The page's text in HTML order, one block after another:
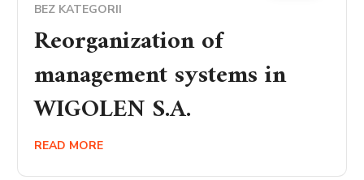
BEZ KATEGORII
Reorganization of
management systems in
WIGOLEN S.A.
READ MORE